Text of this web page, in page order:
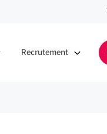
Recrutement